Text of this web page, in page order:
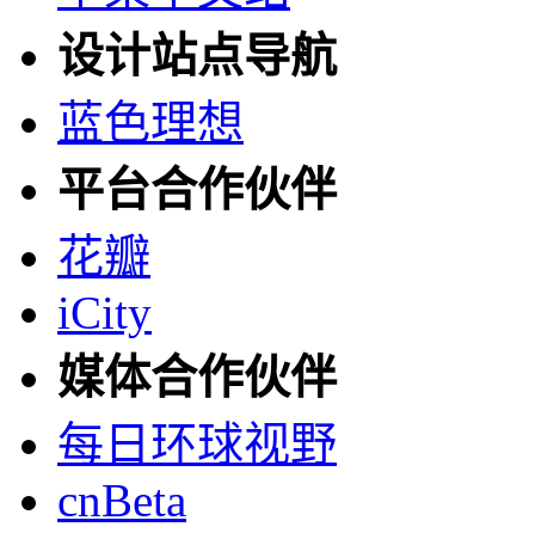
设计站点导航
蓝色理想
平台合作伙伴
花瓣
iCity
媒体合作伙伴
每日环球视野
cnBeta